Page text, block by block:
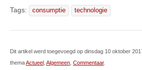
Tags: consumptie technologie
Dit artikel werd toegevoegd op dinsdag 10 oktober
themaActueel Algemeen Commentaar.